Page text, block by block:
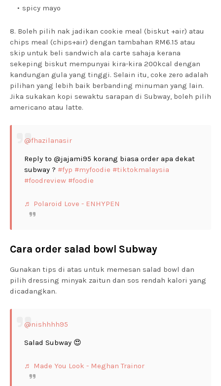
spicy mayo
8. Boleh pilih nak jadikan cookie meal (biskut +air) atau
chips meal (chips+air) dengan tambahan RM6.15 atau
skip untuk beli sandwich ala carte sahaja kerana
sekeping biskut mempunyai kira-kira 200kcal dengan
kandungan gula yang tinggi. Selain itu, coke zero adalah
pilihan yang lebih baik berbanding minuman yang lain.
Jika sukakan kopi sewaktu sarapan di Subway, boleh pilih
americano atau latte.
@fhazilanasir
Reply to @jajami95 korang biasa order apa dekat
subway ? #fyp #myfoodie #tiktokmalaysia
#foodreview #foodie
♬ Polaroid Love - ENHYPEN
Cara order salad bowl Subway
Gunakan tips di atas untuk memesan salad bowl dan
pilih dressing minyak zaitun dan sos rendah kalori yang
dicadangkan.
@nishhhh95
Salad Subway 😍
♬ Made You Look - Meghan Trainor